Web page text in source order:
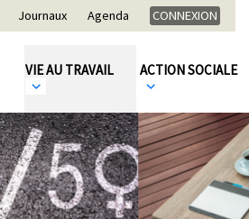
Journaux Agenda CONNEXION
VIE AU TRAVAIL ACTION SOCIALE